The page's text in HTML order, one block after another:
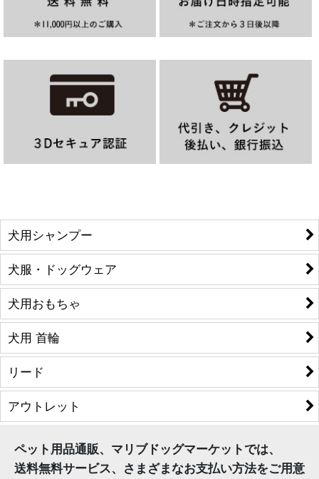
犬用シャンプー
犬服・ドッグウェア
犬用おもちゃ
犬用 首輪
リード
アウトレット
ペット用品通販、マリブドッグマーケットでは、
送料無料サービス、さまざまなお支払い方法をご用意